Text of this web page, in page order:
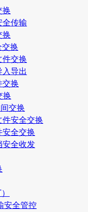
换
传输
换
换
交换
导出
换
换
交换
安全交换
全交换
全收发
安全管控